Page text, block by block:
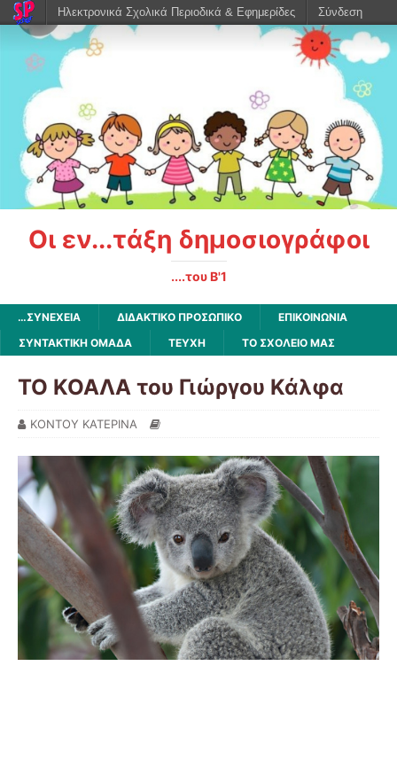
Οι εν...τάξη δημοσιογράφοι
....του Β'1
…ΣΥΝΕΧΕΙΑ ΔΙΔΑΚΤΙΚΟ ΠΡΟΣΩΠΙΚΟ
ΕΠΙΚΟΙΝΩΝΙΑ
ΣΥΝΤΑΚΤΙΚΗ ΟΜΑΔΑ
ΤΕΥΧΗ ΤΟ ΣΧΟΛΕΙΟ ΜΑΣ
ΤΟ ΚΟΑΛΑ του Γιώργου Κάλφα
ΚΟΝΤΟΥ ΚΑΤΕΡΙΝΑ
Ηλεκτρονικά Σχολικά Περιοδικά & Εφημερίδες Σύνδεση